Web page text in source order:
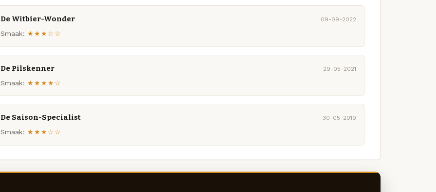
De Witbier-Wonder 09-09-2022
Smaak: ★★★☆☆
De Pilskenner 29-05-2021
Smaak: ★★★★☆
De Saison-Specialist 30-05-2019
Smaak: ★★★☆☆